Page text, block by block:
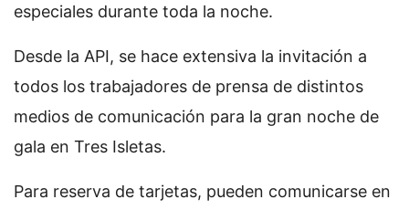
especiales durante toda la noche.
Desde la API, se hace extensiva la invitación a
todos los trabajadores de prensa de distintos
medios de comunicación para la gran noche de
gala en Tres Isletas.
Para reserva de tarjetas, pueden comunicarse en